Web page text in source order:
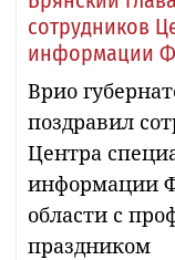
сотрудников
информации
Врио
поздравил
Центра
информации
области с
праздником